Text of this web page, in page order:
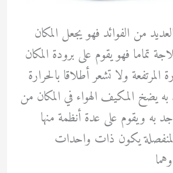
من الفوائد فهو يجعل المكان
تماما فهو يقوم على برودة المكان
ولا تشعر أطلاقا بالحرارة
به يضخ المكيف الهواء في المكان من
به ويقوم على عدة أنظمة منها
يكون ذات واحدات